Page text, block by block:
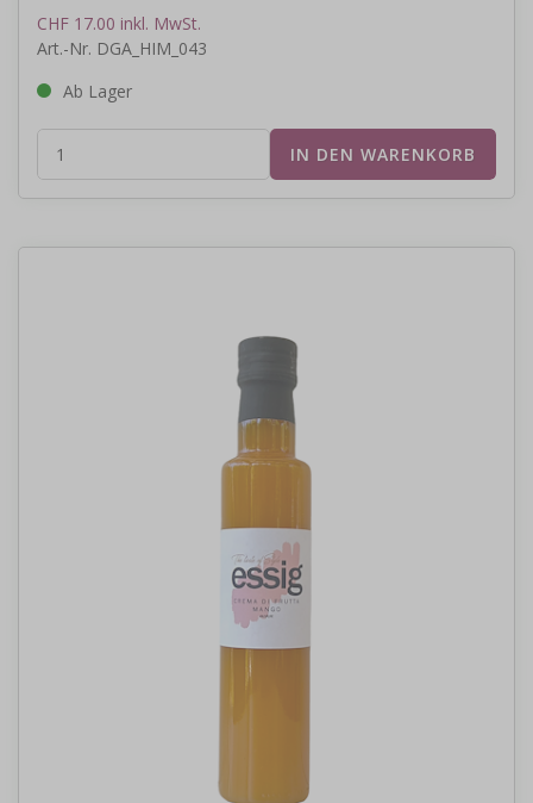
CHF 17.00 inkl. MwSt.
Art.-Nr. DGA_HIM_043
Ab Lager